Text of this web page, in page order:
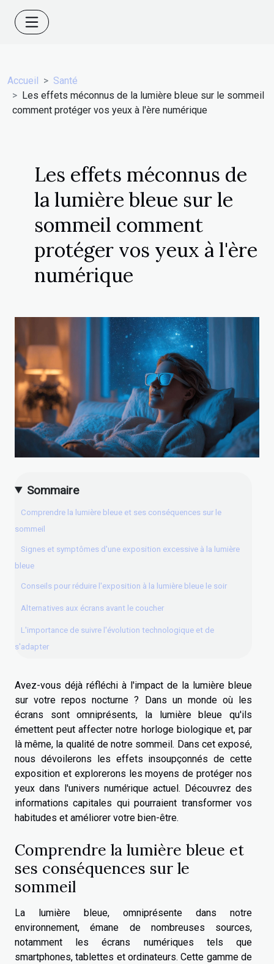
Accueil
Santé
Les effets méconnus de la lumière bleue sur le sommeil
comment protéger vos yeux à l'ère numérique
Les effets méconnus de
la lumière bleue sur le
sommeil comment
protéger vos yeux à l'ère
numérique
Sommaire
Comprendre la lumière bleue et ses conséquences sur le
sommeil
Signes et symptômes d'une exposition excessive à la lumière
bleue
Conseils pour réduire l'exposition à la lumière bleue le soir
Alternatives aux écrans avant le coucher
L'importance de suivre l'évolution technologique et de
s'adapter
Avez-vous déjà réfléchi à l'impact de la lumière bleue
sur votre repos nocturne ? Dans un monde où les
écrans sont omniprésents, la lumière bleue qu'ils
émettent peut affecter notre horloge biologique et, par
là même, la qualité de notre sommeil. Dans cet exposé,
nous dévoilerons les effets insoupçonnés de cette
exposition et explorerons les moyens de protéger nos
yeux dans l'univers numérique actuel. Découvrez des
informations capitales qui pourraient transformer vos
habitudes et améliorer votre bien-être.
Comprendre la lumière bleue et
ses conséquences sur le
sommeil
La lumière bleue, omniprésente dans notre
environnement, émane de nombreuses sources,
notamment les écrans numériques tels que
smartphones, tablettes et ordinateurs. Cette gamme de